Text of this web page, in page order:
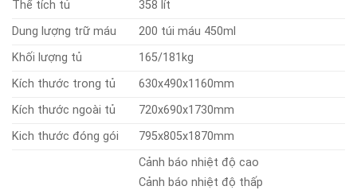
Thể tích tủ
358 lít
Dung lượng trữ máu
200 túi máu 450ml
Khối lượng tủ
165/181kg
Kích thước trong tủ
630x490x1160mm
Kích thước ngoài tủ
720x690x1730mm
Kich thước đóng gói
795x805x1870mm
Cảnh báo nhiệt độ cao
Cảnh báo nhiệt độ thấp